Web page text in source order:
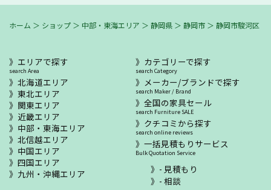
ホーム ＞ ショップ ＞ 中部・東海エリア ＞ 静岡県 ＞ 静岡市 ＞ 静岡市駿河区
エリアで探す
search Area
北海道エリア
東北エリア
関東エリア
近畿エリア
中部・東海エリア
北信越エリア
中国エリア
四国エリア
九州・沖縄エリア
カテゴリーで探す
search Category
メーカー/ブランドで探す
search Maker / Brand
全国の家具セール
search Furniture SALE
クチコミから探す
search online reviews
一括見積もりサービス
Bulk Quotation Service
- 見積もり
- 相談